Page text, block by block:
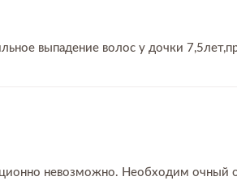
выпадение волос у дочки
невозможно. Необходим очный